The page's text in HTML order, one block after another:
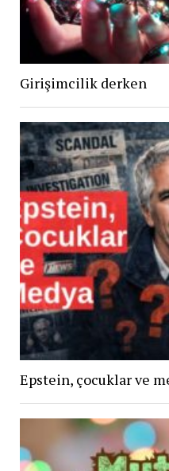
Girişimcilik derken
Epstein, çocuklar ve